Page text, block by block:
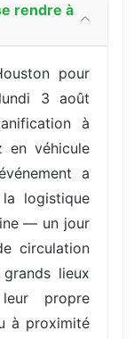
rendre à
pour
3 août
à
en véhicule
a
logistique
— un jour
circulation
lieux
propre
à proximité